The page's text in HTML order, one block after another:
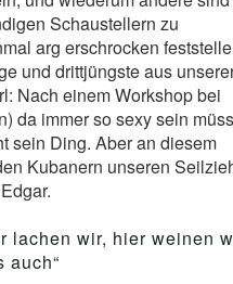
Schaustellern zu
arg erschrocken
und drittjüngste aus
Nach einem Workshop bei
da immer so sexy sein
sein Ding. Aber an diesem
Kubanern unseren
lachen wir, hier weinen
auch“